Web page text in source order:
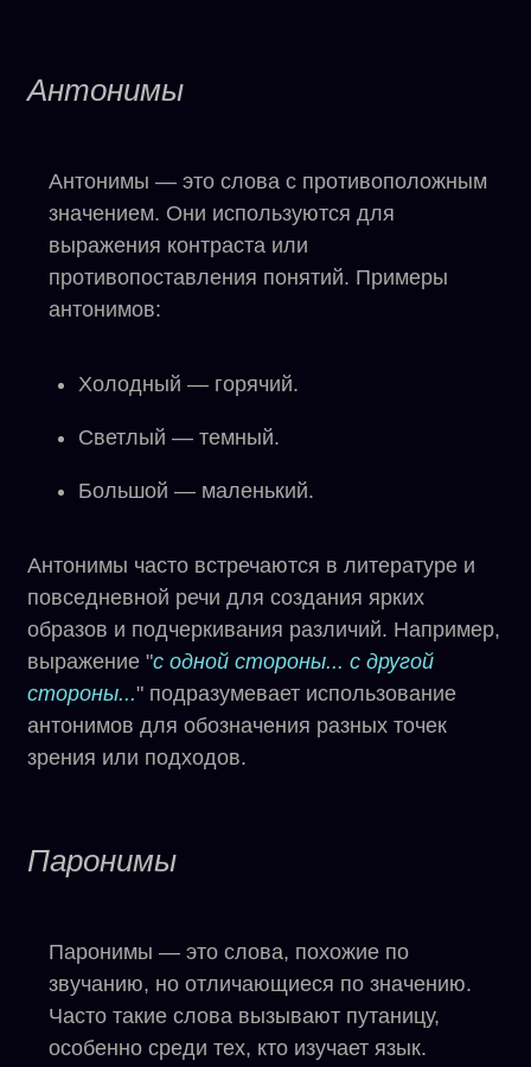
Антонимы
Антонимы — это слова с противоположным
значением. Они используются для
выражения контраста или
противопоставления понятий. Примеры
антонимов:
Холодный — горячий.
Светлый — темный.
Большой — маленький.
Антонимы часто встречаются в литературе и
повседневной речи для создания ярких
образов и подчеркивания различий. Например,
выражение "с одной стороны... с другой
стороны..." подразумевает использование
антонимов для обозначения разных точек
зрения или подходов.
Паронимы
Паронимы — это слова, похожие по
звучанию, но отличающиеся по значению.
Часто такие слова вызывают путаницу,
особенно среди тех, кто изучает язык.